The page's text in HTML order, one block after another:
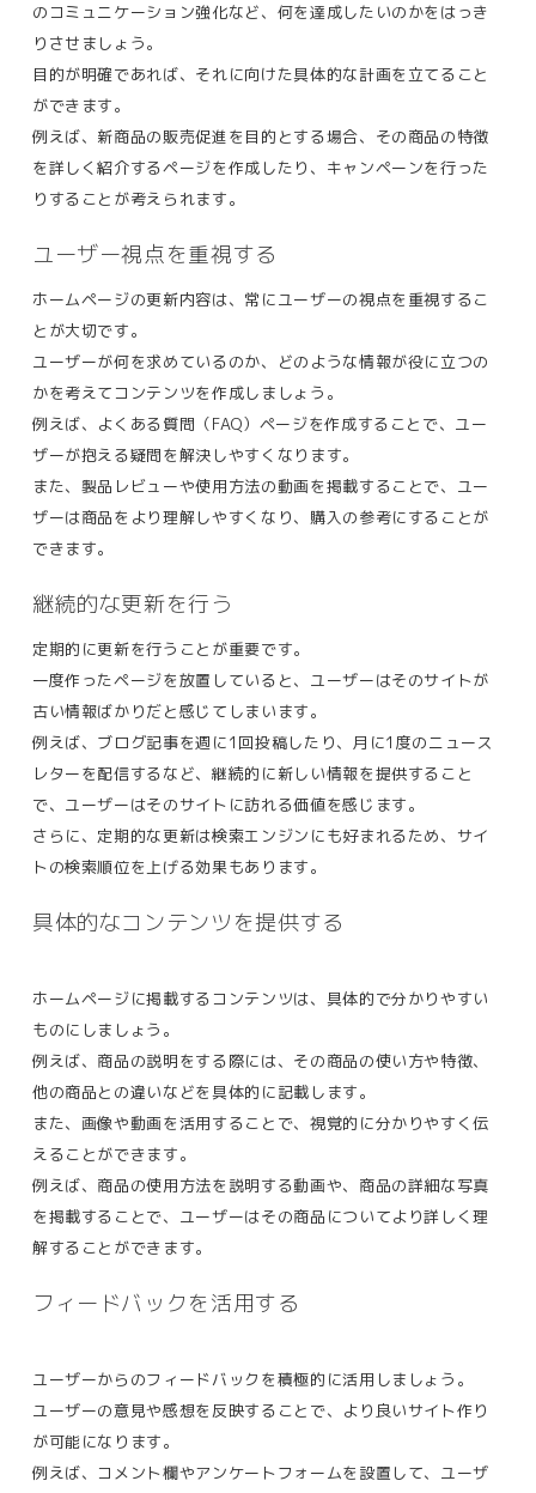
のコミュニケーション強化など、何を達成したいのかをはっき
りさせましょう。
目的が明確であれば、それに向けた具体的な計画を立てること
ができます。
例えば、新商品の販売促進を目的とする場合、その商品の特徴
を詳しく紹介するページを作成したり、キャンペーンを行った
りすることが考えられます​。
ユーザー視点を重視する
ホームページの更新内容は、常にユーザーの視点を重視するこ
とが大切です。
ユーザーが何を求めているのか、どのような情報が役に立つの
かを考えてコンテンツを作成しましょう。
例えば、よくある質問（FAQ）ページを作成することで、ユー
ザーが抱える疑問を解決しやすくなります。
また、製品レビューや使用方法の動画を掲載することで、ユー
ザーは商品をより理解しやすくなり、購入の参考にすることが
できます​。
継続的な更新を行う
定期的に更新を行うことが重要です。
一度作ったページを放置していると、ユーザーはそのサイトが
古い情報ばかりだと感じてしまいます。
例えば、ブログ記事を週に1回投稿したり、月に1度のニュース
レターを配信するなど、継続的に新しい情報を提供すること
で、ユーザーはそのサイトに訪れる価値を感じます。
さらに、定期的な更新は検索エンジンにも好まれるため、サイ
トの検索順位を上げる効果もあります。
具体的なコンテンツを提供する
ホームページに掲載するコンテンツは、具体的で分かりやすい
ものにしましょう。
例えば、 商品の説明をする際には、その商品の使い方や特徴、
他の商品との違いなどを具体的に記載します。
また、画像や動画を活用することで、視覚的に分かりやすく伝
えることができます。
例えば、商品の使用方法を説明する動画や、商品の詳細な写真
を掲載することで、ユーザーはその商品についてより詳しく理
解することができます​。
フィードバックを活用する
ユーザーからのフィードバックを積極的に活用しましょう。
ユーザーの意見や感想を反映することで、より良いサイト作り
が可能になります。
例えば、コメント欄やアンケートフォームを設置して、ユーザ